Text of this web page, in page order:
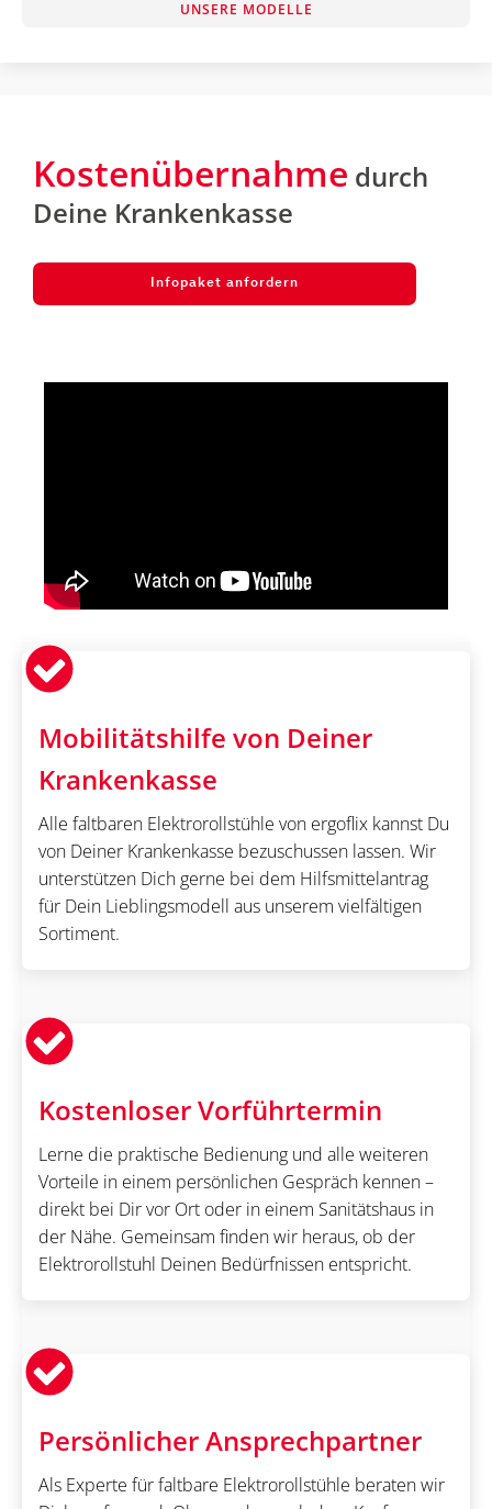
UNSERE MODELLE
Kostenübernahme durch
Deine Krankenkasse
Infopaket anfordern
Mobilitätshilfe von Deiner
Krankenkasse
Alle faltbaren Elektrorollstühle von ergoflix kannst Du
von Deiner Krankenkasse bezuschussen lassen. Wir
unterstützen Dich gerne bei dem Hilfsmittelantrag
für Dein Lieblingsmodell aus unserem vielfältigen
Sortiment.
Kostenloser Vorführtermin
Lerne die praktische Bedienung und alle weiteren
Vorteile in einem persönlichen Gespräch kennen –
direkt bei Dir vor Ort oder in einem Sanitätshaus in
der Nähe. Gemeinsam finden wir heraus, ob der
Elektrorollstuhl Deinen Bedürfnissen entspricht.
Persönlicher Ansprechpartner
Als Experte für faltbare Elektrorollstühle beraten wir